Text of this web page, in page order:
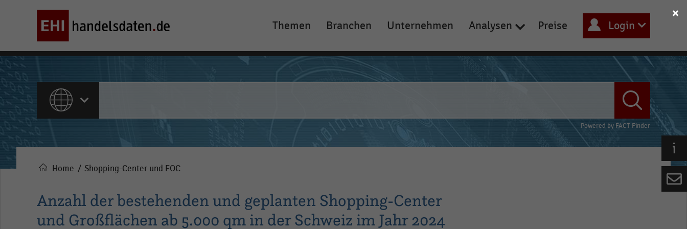
Main
navigation
Themen Branchen Unternehmen Analysen Preise Login
ALLE INHALTE
Powered by FACT-Finder
Pfadnavigation
Home Shopping-Center und FOC
Anzahl der bestehenden und geplanten Shopping-Center
und Großflächen ab 5.000 qm in der Schweiz im Jahr 2024